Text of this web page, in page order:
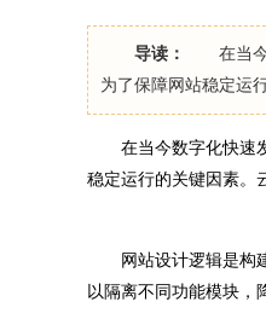
导读：
在当今
为了保障网站稳定运
在当今数字化快速发
稳定运行的关键因素。
网站设计逻辑是构建
以隔离不同功能模块，